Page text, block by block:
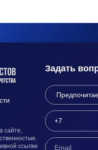
сайте,
ссылки
Задать